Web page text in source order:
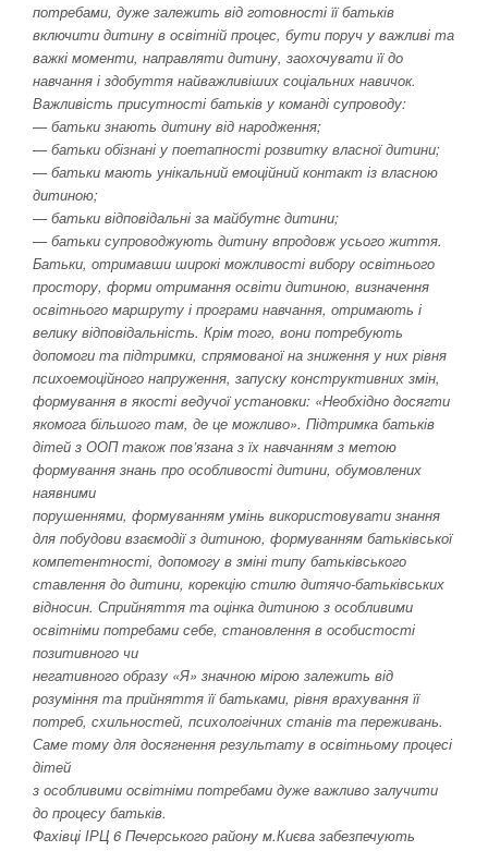
потребами, дуже залежить від готовності її батьків
включити дитину в освітній процес, бути поруч у важливі та
важкі моменти, направляти дитину, заохочувати її до
навчання і здобуття найважливіших соціальних навичок.
Важливість присутності батьків у команді супроводу:
— батьки знають дитину від народження;
— батьки обізнані у поетапності розвитку власної дитини;
— батьки мають унікальний емоційний контакт із власною
дитиною;
— батьки відповідальні за майбутнє дитини;
— батьки супроводжують дитину впродовж усього життя.
Батьки, отримавши широкі можливості вибору освітнього
простору, форми отримання освіти дитиною, визначення
освітнього маршруту і програми навчання, отримають і
велику відповідальність. Крім того, вони потребують
допомоги та підтримки, спрямованої на зниження у них рівня
психоемоційного напруження, запуску конструктивних змін,
формування в якості ведучої установки: «Необхідно досягти
якомога більшого там, де це можливо». Підтримка батьків
дітей з ООП також пов’язана з їх навчанням з метою
формування знань про особливості дитини, обумовлених
наявними
порушеннями, формуванням умінь використовувати знання
для побудови взаємодії з дитиною, формуванням батьківської
компетентності, допомогу в зміні типу батьківського
ставлення до дитини, корекцію стилю дитячо-батьківських
відносин. Сприйняття та оцінка дитиною з особливими
освітніми потребами себе, становлення в особистості
позитивного чи
негативного образу «Я» значною мірою залежить від
розуміння та прийняття її батьками, рівня врахування її
потреб, схильностей, психологічних станів та переживань.
Саме тому для досягнення результату в освітньому процесі
дітей
з особливими освітніми потребами дуже важливо залучити
до процесу батьків.
Фахівці ІРЦ 6 Печерського району м.Києва забезпечують